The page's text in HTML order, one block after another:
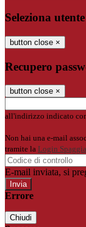
Seleziona utente
button close ×
Recupero
button close ×
all'indirizzo indicato
Non hai una e-mail
tramite la Login
E-mail inviata, si
Errore
Chiudi